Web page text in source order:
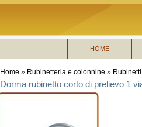
HOME
Home » Rubinetteria e colonnine »
Dorma rubinetto corto di prelievo 1